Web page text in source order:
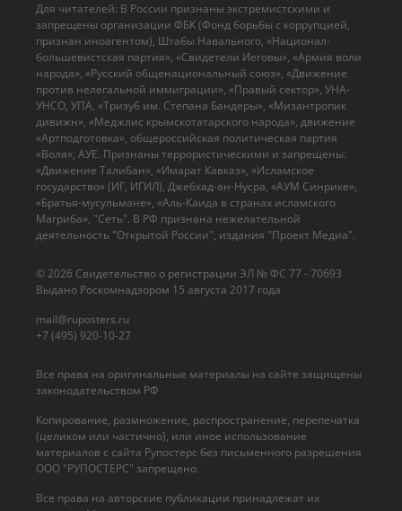
Все права на оригинальные материалы на сайте защищены
законодательством РФ
Копирование, размножение, распространение, перепечатка
(целиком или частично), или иное использование
материалов с сайта Рупостерс без письменного разрешения
ООО "РУПОСТЕРС" запрещено.
Все права на авторские публикации принадлежат их
© 2026 Cвидетельство о регистрации ЭЛ № ФС 77 - 70693
Выдано Роскомнадзором 15 августа 2017 года
mail@ruposters.ru
+7 (495) 920-10-27
Для читателей: В России признаны экстремистскими и
запрещены организации ФБК (Фонд борьбы с коррупцией,
признан иноагентом), Штабы Навального, «Национал-
большевистская партия», «Свидетели Иеговы», «Армия воли
народа», «Русский общенациональный союз», «Движение
против нелегальной иммиграции», «Правый сектор», УНА-
УНСО, УПА, «Тризуб им. Степана Бандеры», «Мизантропик
дивижн», «Меджлис крымскотатарского народа», движение
«Артподготовка», общероссийская политическая партия
«Воля», АУЕ. Признаны террористическими и запрещены:
«Движение Талибан», «Имарат Кавказ», «Исламское
государство» (ИГ, ИГИЛ), Джебхад-ан-Нусра, «АУМ Синрике»,
«Братья-мусульмане», «Аль-Каида в странах исламского
Магриба», "Сеть". В РФ признана нежелательной
деятельность "Открытой России", издания "Проект Медиа".